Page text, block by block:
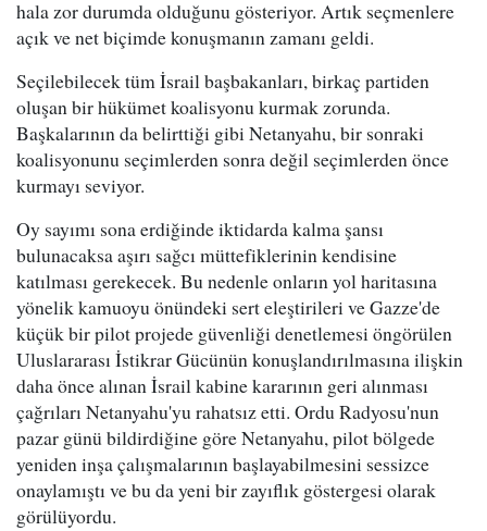
hala zor durumda olduğunu gösteriyor. Artık seçmenlere
açık ve net biçimde konuşmanın zamanı geldi.
Seçilebilecek tüm İsrail başbakanları, birkaç partiden
oluşan bir hükümet koalisyonu kurmak zorunda.
Başkalarının da belirttiği gibi Netanyahu, bir sonraki
koalisyonunu seçimlerden sonra değil seçimlerden önce
kurmayı seviyor.
Oy sayımı sona erdiğinde iktidarda kalma şansı
bulunacaksa aşırı sağcı müttefiklerinin kendisine
katılması gerekecek. Bu nedenle onların yol haritasına
yönelik kamuoyu önündeki sert eleştirileri ve Gazze'de
küçük bir pilot projede güvenliği denetlemesi öngörülen
Uluslararası İstikrar Gücünün konuşlandırılmasına ilişkin
daha önce alınan İsrail kabine kararının geri alınması
çağrıları Netanyahu'yu rahatsız etti. Ordu Radyosu'nun
pazar günü bildirdiğine göre Netanyahu, pilot bölgede
yeniden inşa çalışmalarının başlayabilmesini sessizce
onaylamıştı ve bu da yeni bir zayıflık göstergesi olarak
görülüyordu.